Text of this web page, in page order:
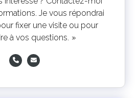
Je vous répondrai
fixer une visite ou pour
à vos questions.